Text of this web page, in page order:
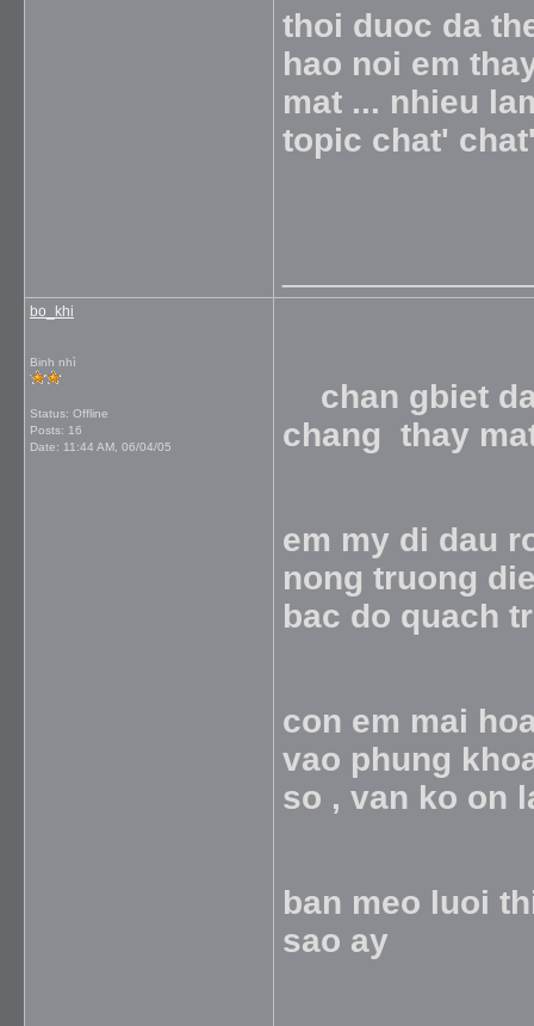
thoi duoc da
hao noi em
mat ... nhieu
topic chat'
bo_khi
Binh nhì
Status: Offline
Posts: 16
Date: 11:44 AM, 06/04/05
chan gbiet
chang thay
em my di dau
nong truong
bac do quach
con em mai
vao phung
so , van ko on
ban meo luoi
sao ay